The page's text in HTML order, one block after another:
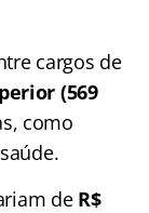
cargos de
(569
como
de R$